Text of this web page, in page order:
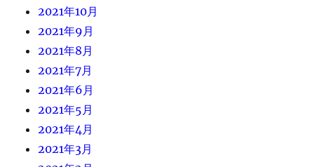
2021年10月
2021年9月
2021年8月
2021年7月
2021年6月
2021年5月
2021年4月
2021年3月